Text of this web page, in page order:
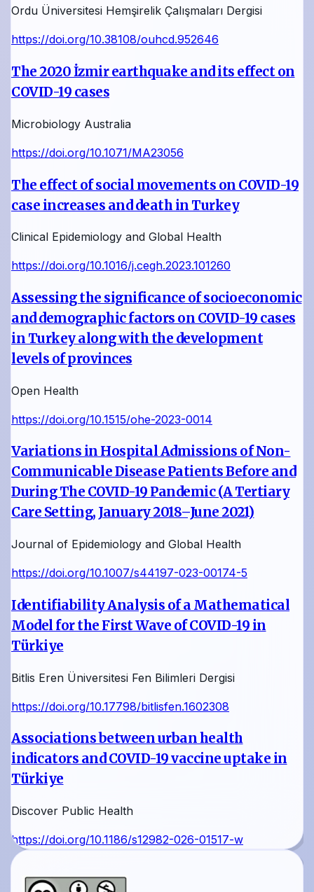
Ordu Üniversitesi Hemşirelik Çalışmaları Dergisi
https://doi.org/10.38108/ouhcd.952646
The 2020 İzmir earthquake and its effect on
COVID-19 cases
Microbiology Australia
https://doi.org/10.1071/MA23056
The effect of social movements on COVID-19
case increases and death in Turkey
Clinical Epidemiology and Global Health
https://doi.org/10.1016/j.cegh.2023.101260
Assessing the significance of socioeconomic
and demographic factors on COVID-19 cases
in Turkey along with the development
levels of provinces
Open Health
https://doi.org/10.1515/ohe-2023-0014
Variations in Hospital Admissions of Non-
Communicable Disease Patients Before and
During The COVID-19 Pandemic (A Tertiary
Care Setting, January 2018–June 2021)
Journal of Epidemiology and Global Health
https://doi.org/10.1007/s44197-023-00174-5
Identifiability Analysis of a Mathematical
Model for the First Wave of COVID-19 in
Türkiye
Bitlis Eren Üniversitesi Fen Bilimleri Dergisi
https://doi.org/10.17798/bitlisfen.1602308
Associations between urban health
indicators and COVID-19 vaccine uptake in
Türkiye
Discover Public Health
https://doi.org/10.1186/s12982-026-01517-w